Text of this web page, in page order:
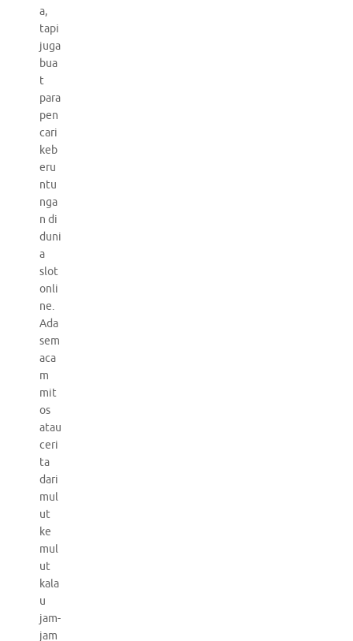
a,
tapi
juga
bua
t
para
pen
cari
keb
eru
ntu
nga
n di
duni
a
slot
onli
ne.
Ada
sem
aca
m
mit
os
atau
ceri
ta
dari
mul
ut
ke
mul
ut
kala
u
jam-
jam